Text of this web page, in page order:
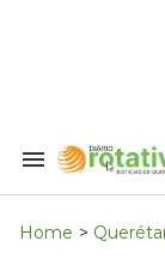
Search
Navigation
Home >